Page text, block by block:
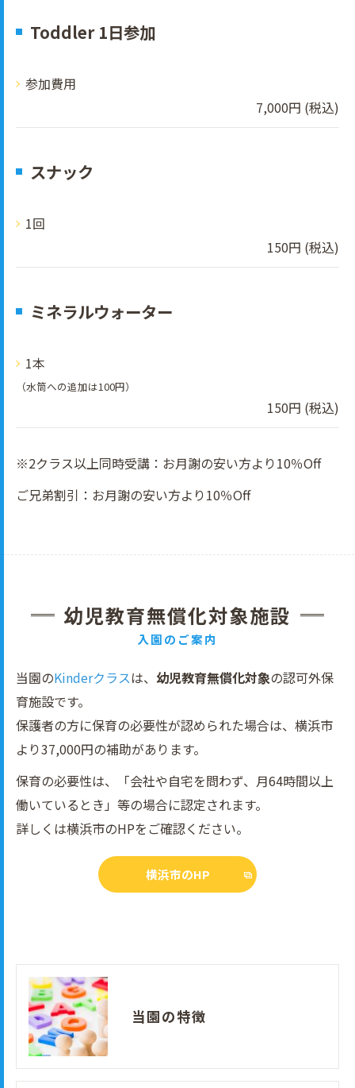
Toddler 1日参加
参加費用
7,000円 (税込)
スナック
1回
150円 (税込)
ミネラルウォーター
1本
（水筒への追加は100円）
150円 (税込)
※2クラス以上同時受講：お月謝の安い方より10％Off
ご兄弟割引：お月謝の安い方より10％Off
幼児教育無償化対象施設
入園のご案内
当園のKinderクラスは、 幼児教育無償化対象の認可外保
育施設です。
保護者の方に保育の必要性が認められた場合は、横浜市
より37,000円の補助があります。
保育の必要性は、「会社や自宅を問わず、月64時間以上
働いているとき」等の場合に認定されます。
詳しくは横浜市のHPをご確認ください。
横浜市のHP
当園の特徴